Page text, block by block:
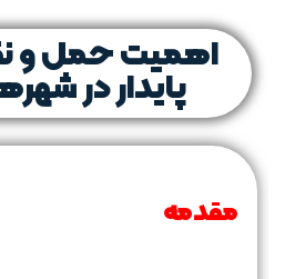
اهمیت حمل‌ و
پایدار در
مقدمه